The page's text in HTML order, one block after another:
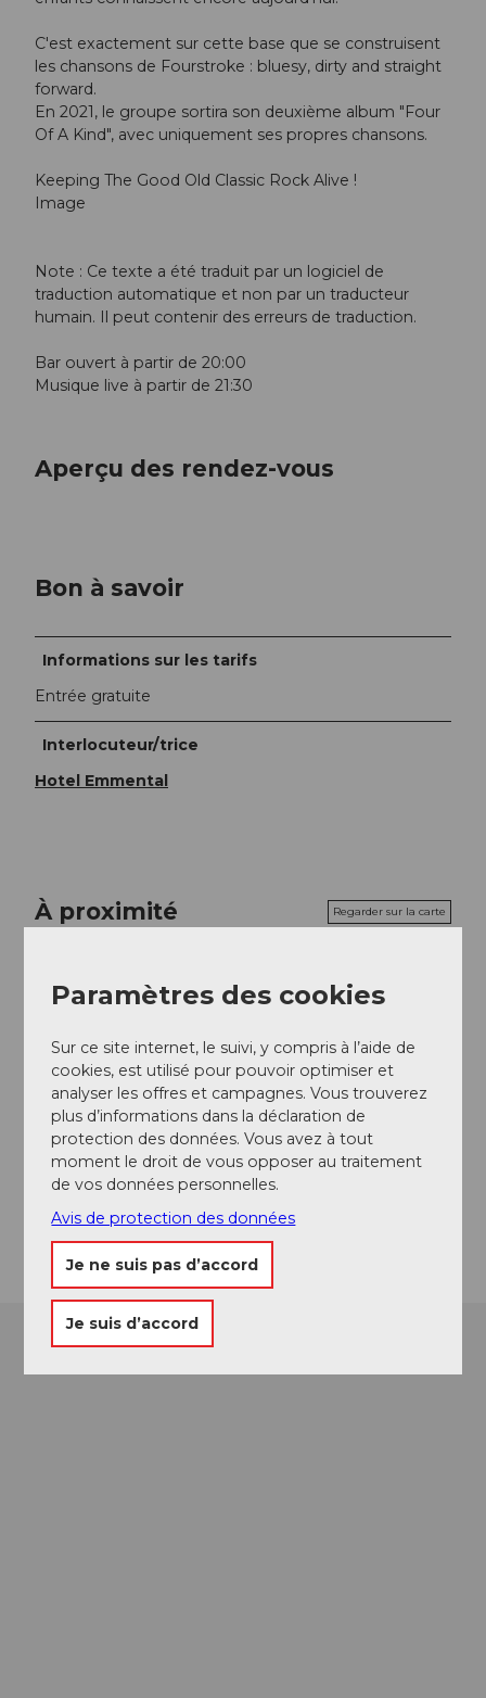
C'est exactement sur cette base que se construisent
les chansons de Fourstroke : bluesy, dirty and straight
forward.
En 2021, le groupe sortira son deuxième album "Four
Of A Kind", avec uniquement ses propres chansons.
Keeping The Good Old Classic Rock Alive !
Image
Note : Ce texte a été traduit par un logiciel de
traduction automatique et non par un traducteur
humain. Il peut contenir des erreurs de traduction.
Bar ouvert à partir de 20:00
Musique live à partir de 21:30
Aperçu des rendez-vous
Bon à savoir
Informations sur les tarifs
Entrée gratuite
Interlocuteur/trice
Hotel Emmental
À proximité Regarder sur la carte
Evénement
Emplacement de l'événement
Dorfstrasse
3550Langnau im Emmental
Website
Arrivée
Paramètres des cookies
Sur ce site internet, le suivi, y compris à l’aide de
cookies, est utilisé pour pouvoir optimiser et
analyser les offres et campagnes. Vous trouverez
plus d’informations dans la déclaration de
protection des données. Vous avez à tout
moment le droit de vous opposer au traitement
de vos données personnelles.
Avis de protection des données
Je ne suis pas d’accord
Je suis d’accord